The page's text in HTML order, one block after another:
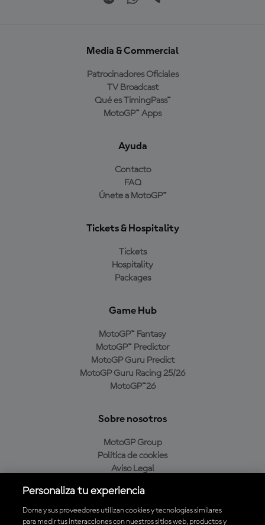
Media & Commercial
Patrocinadores Oficiales
TV Broadcast
Qué es TimingPass™
MotoGP™ Apps
Ayuda
Contacto
FAQ
Únete a MotoGP™
Tickets & Hospitality
Tickets
Hospitality
Packages
Game Hub
MotoGP™ Fantasy
MotoGP™ Predictor
MotoGP Guru Predict
MotoGP Guru Racing 25/26
MotoGP™26
Sobre nosotros
MotoGP Group
Política de cookies
Aviso Legal
Política de compra
Personaliza tu experiencia
Dorna y sus proveedores utilizan cookies y tecnologías similares
para medir tus interacciones con nuestros sitios web, productos y